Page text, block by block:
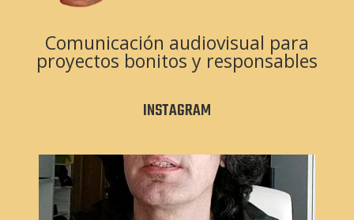
Comunicación audiovisual para
proyectos bonitos y responsables
INSTAGRAM